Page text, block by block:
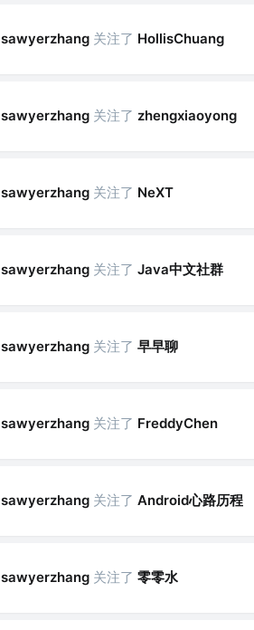
sawyerzhang 关注了 HollisChuang
sawyerzhang 关注了 zhengxiaoyong
sawyerzhang 关注了 NeXT
sawyerzhang 关注了 Java中文社群
sawyerzhang 关注了 早早聊
sawyerzhang 关注了 FreddyChen
sawyerzhang 关注了 Android心路历程
sawyerzhang 关注了 零零水